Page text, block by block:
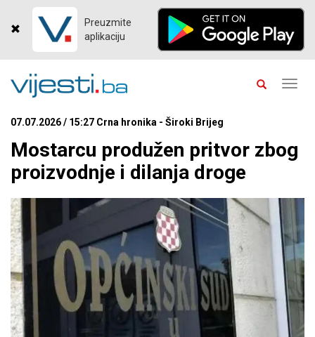
Preuzmite
aplikaciju
07.07.2026 / 15:27 Crna hronika - Široki Brijeg
Mostarcu produžen pritvor zbog
proizvodnje i dilanja droge